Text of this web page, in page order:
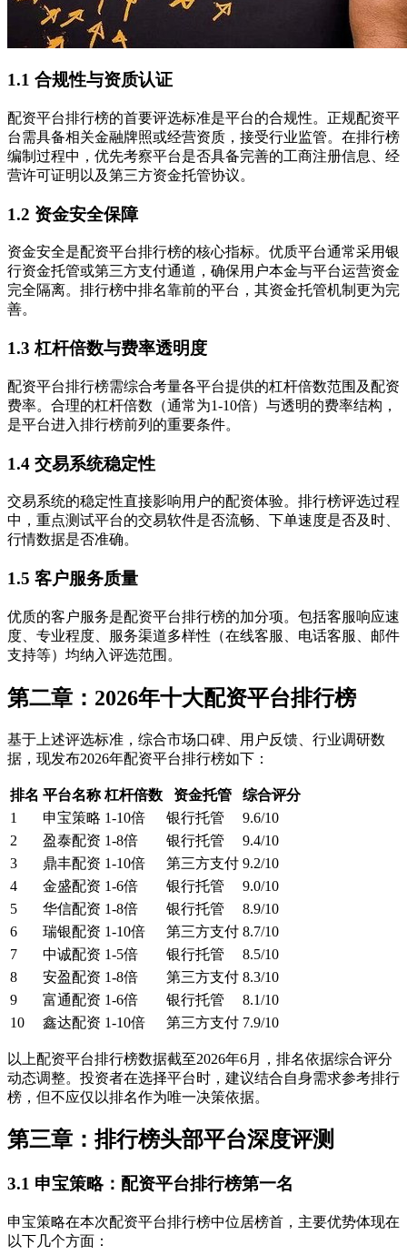
1.1 合规性与资质认证
配资平台排行榜的首要评选标准是平台的合规性。正规配资平
台需具备相关金融牌照或经营资质，接受行业监管。在排行榜
编制过程中，优先考察平台是否具备完善的工商注册信息、经
营许可证明以及第三方资金托管协议。
1.2 资金安全保障
资金安全是配资平台排行榜的核心指标。优质平台通常采用银
行资金托管或第三方支付通道，确保用户本金与平台运营资金
完全隔离。排行榜中排名靠前的平台，其资金托管机制更为完
善。
1.3 杠杆倍数与费率透明度
配资平台排行榜需综合考量各平台提供的杠杆倍数范围及配资
费率。合理的杠杆倍数（通常为1-10倍）与透明的费率结构，
是平台进入排行榜前列的重要条件。
1.4 交易系统稳定性
交易系统的稳定性直接影响用户的配资体验。排行榜评选过程
中，重点测试平台的交易软件是否流畅、下单速度是否及时、
行情数据是否准确。
1.5 客户服务质量
优质的客户服务是配资平台排行榜的加分项。包括客服响应速
度、专业程度、服务渠道多样性（在线客服、电话客服、邮件
支持等）均纳入评选范围。
第二章：2026年十大配资平台排行榜
基于上述评选标准，综合市场口碑、用户反馈、行业调研数
据，现发布2026年配资平台排行榜如下：
排名 平台名称 杠杆倍数 资金托管
综合评分
1
申宝策略 1-10倍 银行托管
9.6/10
2
盈泰配资 1-8倍 银行托管
9.4/10
3
鼎丰配资 1-10倍 第三方支付 9.2/10
4
金盛配资 1-6倍 银行托管
9.0/10
5
华信配资 1-8倍 银行托管
8.9/10
6
瑞银配资 1-10倍 第三方支付 8.7/10
7
中诚配资 1-5倍 银行托管
8.5/10
8
安盈配资 1-8倍 第三方支付 8.3/10
9
富通配资 1-6倍 银行托管
8.1/10
10
鑫达配资 1-10倍 第三方支付 7.9/10
以上配资平台排行榜数据截至2026年6月，排名依据综合评分
动态调整。投资者在选择平台时，建议结合自身需求参考排行
榜，但不应仅以排名作为唯一决策依据。
第三章：排行榜头部平台深度评测
3.1 申宝策略：配资平台排行榜第一名
申宝策略在本次配资平台排行榜中位居榜首，主要优势体现在
以下几个方面：